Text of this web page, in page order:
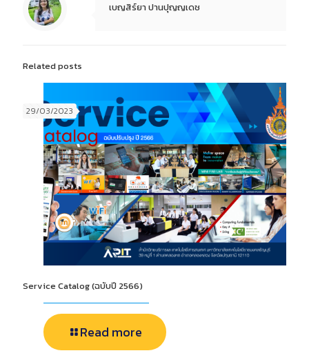
เบญสิร์ยา ปานปุญญเดช
Related posts
29/03/2023
Service Catalog (ฉบับปี 2566)
Read more